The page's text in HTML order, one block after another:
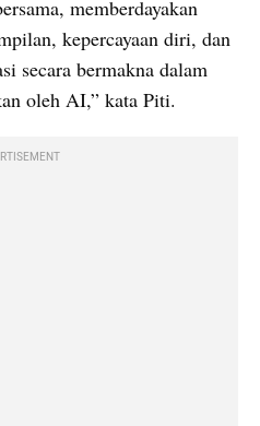
memberdayakan
kepercayaan diri, dan
secara bermakna dalam
oleh AI,” kata Piti.